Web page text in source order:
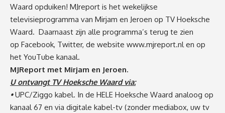
Waard opduiken! MJreport is het wekelijkse
televisieprogramma van Mirjam en Jeroen op TV Hoeksche
Waard. Daarnaast zijn alle programma’s terug te zien
op Facebook, Twitter, de website www.mjreport.nlen op
het YouTube kanaal.
MJReport met Mirjam en Jeroen.
U ontvangt TV Hoeksche Waard via:
•UPC/Ziggo kabel. In de HELE Hoeksche Waard analoog op
kanaal 67 en via digitale kabel-tv (zonder mediabox, uw tv